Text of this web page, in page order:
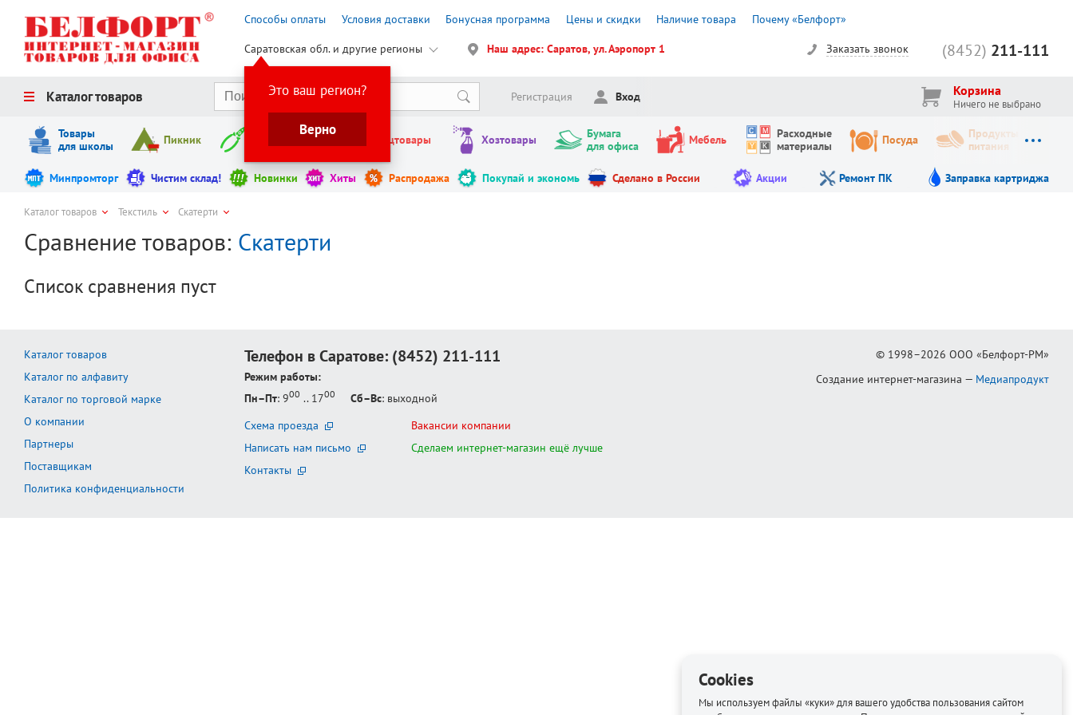
Способы оплаты Условия доставки Бонусная программа Цены и скидки Наличие товара Почему «Белфорт»
Саратовская обл. и другие регионы
Это ваш регион?
Верно
Наш адрес: Саратов, ул. Аэропорт 1 (8452) 211-111
Заказать звонок
Каталог товаров Регистрация Вход Корзина
Ничего не выбрано
Товары
для школы
Пикник Инструменты Канцтовары Хозтовары
Бумага
для офиса
Мебель
Расходные
материалы
Посуда
Продукты
питания
Минпромторг Чистим склад! Новинки Хиты Распродажа Покупай и экономь Сделано в России Акции Ремонт ПК Заправка картриджа
Каталог товаров Текстиль Скатерти
Сравнение товаров: Скатерти
Список сравнения пуст
Каталог товаров
Каталог по алфавиту
Каталог по торговой марке
О компании
Партнеры
Поставщикам
Политика конфиденциальности
Телефон в Саратове: (8452) 211-111
Режим работы:
Пн–Пт: 900 .. 1700 Сб–Вс: выходной
Схема проезда
Написать нам письмо
Контакты
Вакансии компании
Сделаем интернет-магазин ещё лучше
© 1998–2026 ООО «Белфорт-РМ»
Создание интернет-магазина — Медиапродукт
Cookies
Мы используем файлы «куки» для вашего удобства пользования сайтом